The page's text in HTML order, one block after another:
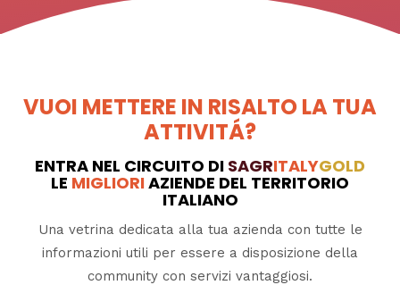
VUOI METTERE IN RISALTO LA TUA
ATTIVITÁ?
ENTRA NEL CIRCUITO DI SAGRITALYGOLD
LE MIGLIORIAZIENDE DEL TERRITORIO
ITALIANO
Una vetrina dedicata alla tua azienda con tutte le
informazioni utili per essere a disposizione della
community con servizi vantaggiosi.